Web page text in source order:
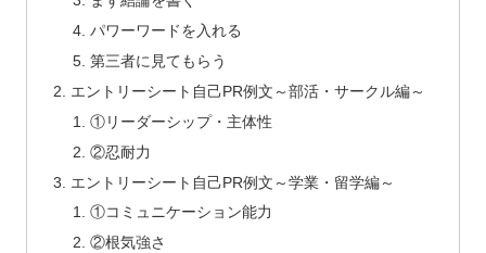
パワーワードを入れる
第三者に見てもらう
エントリーシート自己PR例文～部活・サークル編～
①リーダーシップ・主体性
②忍耐力
エントリーシート自己PR例文～学業・留学編～
①コミュニケーション能力
②根気強さ